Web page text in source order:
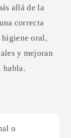
allá de la
correcta
oral,
y mejoran
habla.
o